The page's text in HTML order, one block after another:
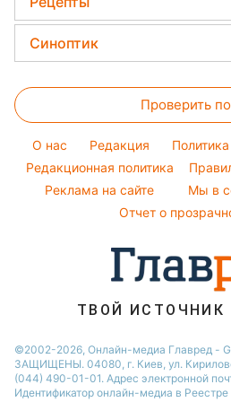
Новости Житомира
Новости Черкассы
Ани Лорак
Алла Пугачева
Максим Галкин
Настя Каменских
Красивый маникюр
Народные приметы
Авто
Стирка
Денежная помощь
Тарифы
Курс валют
Закуски
Салаты
Простые блюда
Легкие десерты
Напитки
Праздничное меню
Синоптик
Магнитные бури
Погода на сегодня
Погода на завтра
Пылевая буря
Проверить
O нас Редакция
Редакционная политика
Реклама на сайте
Мы в
Отчет о
ТВОЙ ИСТОЧНИК
©2002-2026, Онлайн-медиа Главред -
ЗАЩИЩЕНЫ. 04080, г. Киев, ул.
(044) 490-01-01. Адрес электронной
Идентификатор онлайн-медиа в